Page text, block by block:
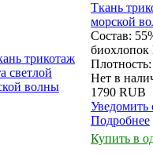
Ткань
морской
Состав:
Нет в
1790 RUB
Уведомить
Подробнее
Купить в